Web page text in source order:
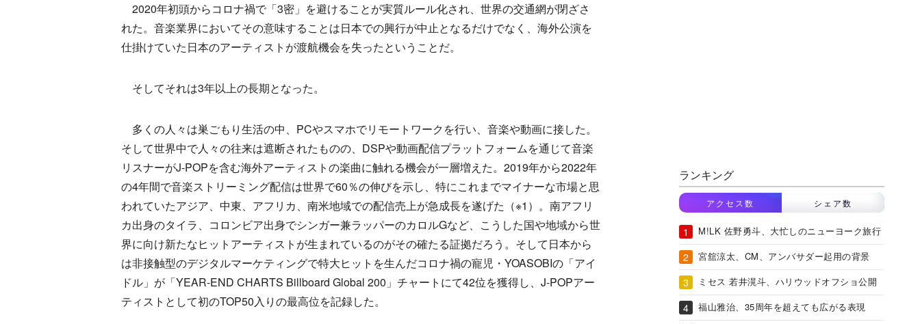
2020年初頭からコロナ禍で「3密」を避けることが実質ルール化され、世界の交通網が閉ざさ
れた。音楽業界においてその意味することは日本での興行が中止となるだけでなく、海外公演を
仕掛けていた日本のアーティストが渡航機会を失ったということだ。
そしてそれは3年以上の長期となった。
多くの人々は巣ごもり生活の中、PCやスマホでリモートワークを行い、音楽や動画に接した。
そして世界中で人々の往来は遮断されたものの、DSPや動画配信プラットフォームを通じて音楽
リスナーがJ-POPを含む海外アーティストの楽曲に触れる機会が一層増えた。2019年から2022年
の4年間で音楽ストリーミング配信は世界で60％の伸びを示し、特にこれまでマイナーな市場と思
われていたアジア、中東、アフリカ、南米地域での配信売上が急成長を遂げた（※1）。南アフリ
カ出身のタイラ、コロンビア出身でシンガー兼ラッパーのカロルGなど、こうした国や地域から世
界に向け新たなヒットアーティストが生まれているのがその確たる証拠だろう。そして日本から
は非接触型のデジタルマーケティングで特大ヒットを生んだコロナ禍の寵児・YOASOBIの「アイ
ドル」が「YEAR-END CHARTS Billboard Global 200」チャートにて42位を獲得し、J-POPアー
ティストとして初のTOP50入りの最高位を記録した。
ランキング
アクセス数 シェア数
M!LK 佐野勇斗、大忙しのニューヨーク旅行
宮舘涼太、CM、アンバサダー起用の背景
ミセス 若井滉斗、ハリウッドオフショ公開
福山雅治、35周年を超えても広がる表現